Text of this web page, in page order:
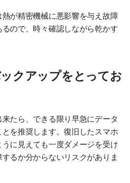
が精密機械に悪影響を与え故障
ので、時々確認しながら乾かす
クアップをとってお
たら、できる限り早急にデータ
を推奨します。復旧したスマホ
に見えても一度ダメージを受け
るか分からないリスクがありま